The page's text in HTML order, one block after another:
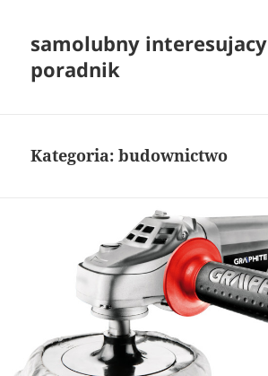
samolubny interesujacy
poradnik
Kategoria:budownictwo